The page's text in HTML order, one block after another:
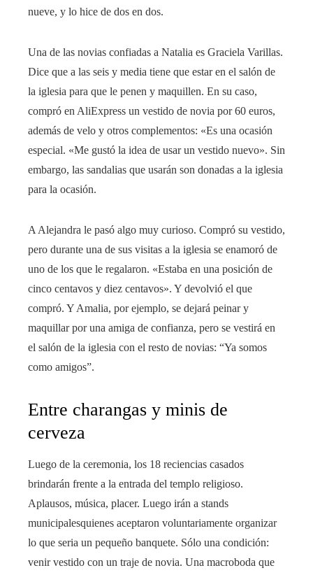
nueve, y lo hice de dos en dos.
Una de las novias confiadas a Natalia es Graciela Varillas.
Dice que a las seis y media tiene que estar en el salón de
la iglesia para que le penen y maquillen. En su caso,
compró en AliExpress un vestido de novia por 60 euros,
además de velo y otros complementos: «Es una ocasión
especial. «Me gustó la idea de usar un vestido nuevo». Sin
embargo, las sandalias que usarán son donadas a la iglesia
para la ocasión.
A Alejandra le pasó algo muy curioso. Compró su vestido,
pero durante una de sus visitas a la iglesia se enamoró de
uno de los que le regalaron. «Estaba en una posición de
cinco centavos y diez centavos». Y devolvió el que
compró. Y Amalia, por ejemplo, se dejará peinar y
maquillar por una amiga de confianza, pero se vestirá en
el salón de la iglesia con el resto de novias: “Ya somos
como amigos”.
Entre charangas y minis de
cerveza
Luego de la ceremonia, los 18 reciencias casados ​​​​
brindarán frente a la entrada del templo religioso.
Aplausos, música, placer. Luego irán a stands
municipalesquienes aceptaron voluntariamente organizar
lo que seria un pequeño banquete. Sólo una condición:
venir vestido con un traje de novia. Una macroboda que